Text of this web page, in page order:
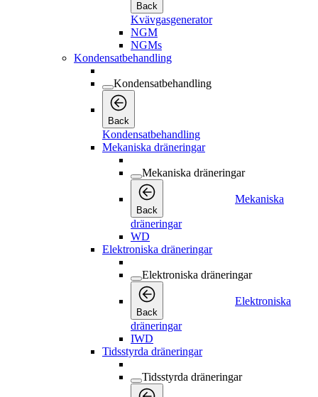
Back
Kvävgasgenerator
NGM
NGMs
Kondensatbehandling
Kondensatbehandling
Back
Kondensatbehandling
Mekaniska dräneringar
Mekaniska dräneringar
Back
Mekaniska
dräneringar
WD
Elektroniska dräneringar
Elektroniska dräneringar
Back
Elektroniska
dräneringar
IWD
Tidsstyrda dräneringar
Tidsstyrda dräneringar